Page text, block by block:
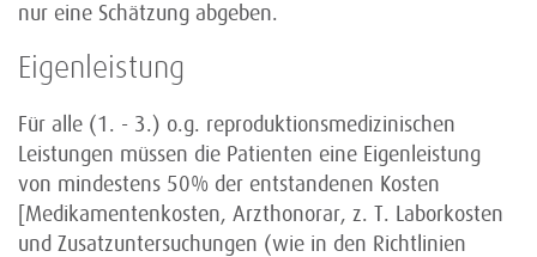
nur eine Schätzung abgeben.
Eigenleistung
Für alle (1. - 3.) o.g. reproduktionsmedizinischen
Leistungen müssen die Patienten eine Eigenleistung
von mindestens 50% der entstandenen Kosten
[Medikamentenkosten, Arzthonorar, z. T. Laborkosten
und Zusatzuntersuchungen (wie in den Richtlinien